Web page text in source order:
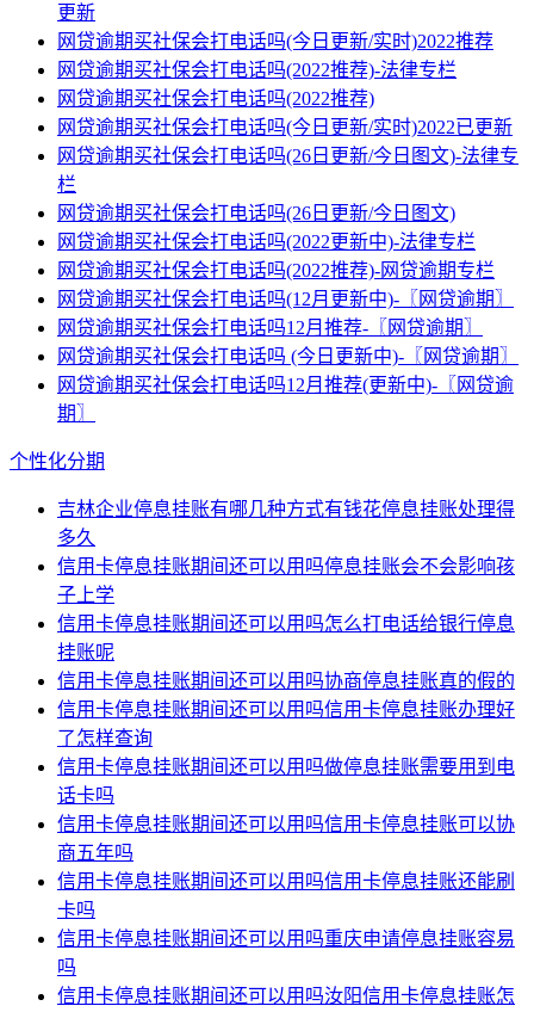
更新
网贷逾期买社保会打电话吗(今日更新/实时)2022推荐
网贷逾期买社保会打电话吗(2022推荐)-法律专栏
网贷逾期买社保会打电话吗(2022推荐)
网贷逾期买社保会打电话吗(今日更新/实时)2022已更新
网贷逾期买社保会打电话吗(26日更新/今日图文)-法律专
栏
网贷逾期买社保会打电话吗(26日更新/今日图文)
网贷逾期买社保会打电话吗(2022更新中)-法律专栏
网贷逾期买社保会打电话吗(2022推荐)-网贷逾期专栏
网贷逾期买社保会打电话吗(12月更新中)-〖网贷逾期〗
网贷逾期买社保会打电话吗12月推荐-〖网贷逾期〗
网贷逾期买社保会打电话吗 (今日更新中)-〖网贷逾期〗
网贷逾期买社保会打电话吗12月推荐(更新中)-〖网贷逾
期〗
个性化分期
吉林企业停息挂账有哪几种方式有钱花停息挂账处理得
多久
信用卡停息挂账期间还可以用吗停息挂账会不会影响孩
子上学
信用卡停息挂账期间还可以用吗怎么打电话给银行停息
挂账呢
信用卡停息挂账期间还可以用吗协商停息挂账真的假的
信用卡停息挂账期间还可以用吗信用卡停息挂账办理好
了怎样查询
信用卡停息挂账期间还可以用吗做停息挂账需要用到电
话卡吗
信用卡停息挂账期间还可以用吗信用卡停息挂账可以协
商五年吗
信用卡停息挂账期间还可以用吗信用卡停息挂账还能刷
卡吗
信用卡停息挂账期间还可以用吗重庆申请停息挂账容易
吗
信用卡停息挂账期间还可以用吗汝阳信用卡停息挂账怎